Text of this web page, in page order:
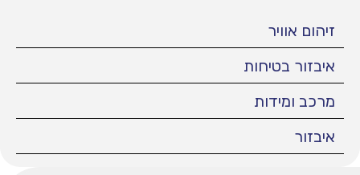
זיהום אוויר
איבזור בטיחות
מרכב ומידות
איבזור